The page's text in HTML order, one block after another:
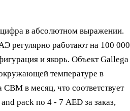
в абсолютном выражении.
регулярно работают на 100 000
и якорь. Объект Gallega
температуре в
в месяц, что соответствует
pack по 4 - 7 AED за заказ,